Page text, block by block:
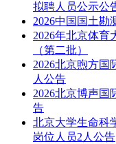
拟聘人员公示公
2026中国国土勘
2026年北京体育
（第二批）
2026北京煦方国
人公告
2026北京博声国
告
北京大学生命科
岗位人员2人公告